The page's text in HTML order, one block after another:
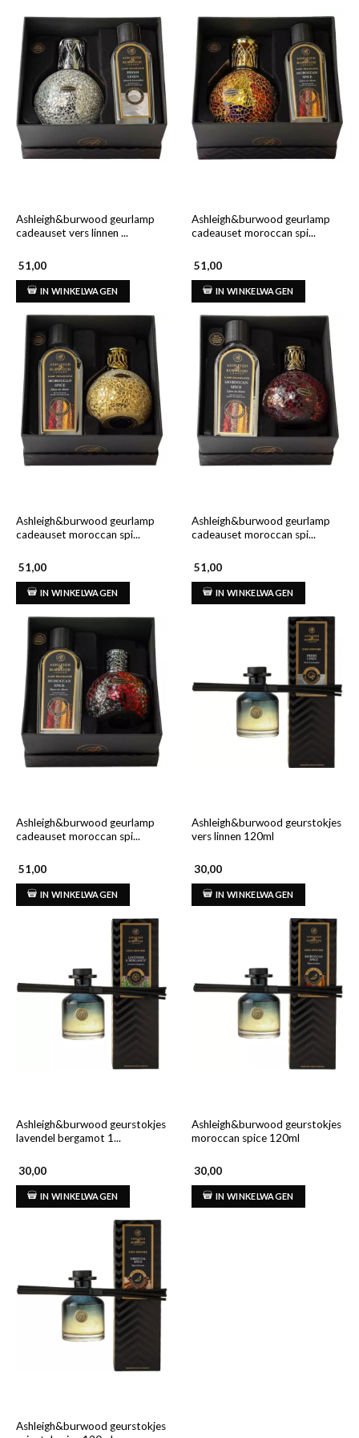
Ashleigh&burwood geurlamp
cadeauset vers linnen ...
51,00
IN WINKELWAGEN
Ashleigh&burwood geurlamp
cadeauset moroccan spi...
51,00
IN WINKELWAGEN
Ashleigh&burwood geurlamp
cadeauset moroccan spi...
51,00
IN WINKELWAGEN
Ashleigh&burwood geurlamp
cadeauset moroccan spi...
51,00
IN WINKELWAGEN
Ashleigh&burwood geurlamp
cadeauset moroccan spi...
51,00
IN WINKELWAGEN
Ashleigh&burwood geurstokjes
vers linnen 120ml
30,00
IN WINKELWAGEN
Ashleigh&burwood geurstokjes
lavendel bergamot 1...
30,00
IN WINKELWAGEN
Ashleigh&burwood geurstokjes
moroccan spice 120ml
30,00
IN WINKELWAGEN
Ashleigh&burwood geurstokjes